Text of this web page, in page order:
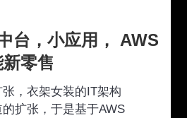
台，小应用， AWS
零售
，衣架女装的IT架构
扩张，于是基于AWS